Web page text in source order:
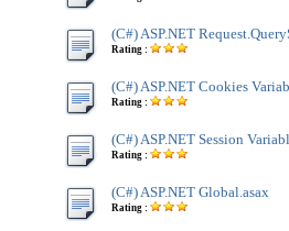
(C#) ASP.NET
Rating :
(C#) ASP.NET Cookies
Rating :
(C#) ASP.NET Session
Rating :
(C#) ASP.NET Global.asax
Rating :